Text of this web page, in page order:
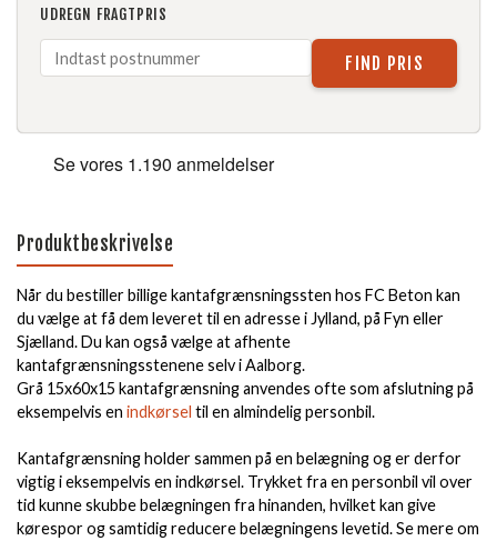
UDREGN FRAGTPRIS
Produktbeskrivelse
Når du bestiller billige kantafgrænsningssten hos FC Beton kan
du vælge at få dem leveret til en adresse i Jylland, på Fyn eller
Sjælland. Du kan også vælge at afhente
kantafgrænsningsstenene selv i Aalborg.
Grå 15x60x15 kantafgrænsning anvendes ofte som afslutning på
eksempelvis en indkørsel til en almindelig personbil.
Kantafgrænsning holder sammen på en belægning og er derfor
vigtig i eksempelvis en indkørsel. Trykket fra en personbil vil over
tid kunne skubbe belægningen fra hinanden, hvilket kan give
kørespor og samtidig reducere belægningens levetid. Se mere om